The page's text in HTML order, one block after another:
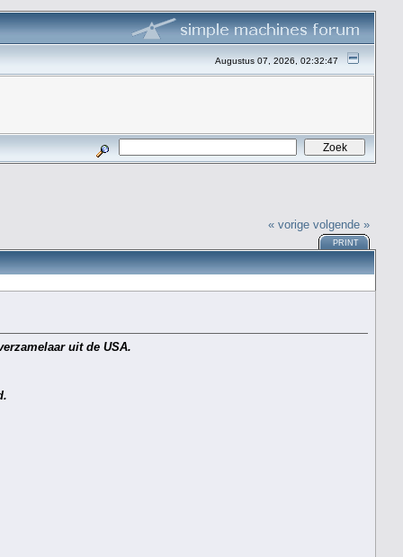
Augustus 07, 2026, 02:32:47
« vorige volgende »
PRINT
uit de USA.